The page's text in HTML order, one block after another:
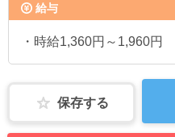
給与
・時給1,360円～1,960円
保存する